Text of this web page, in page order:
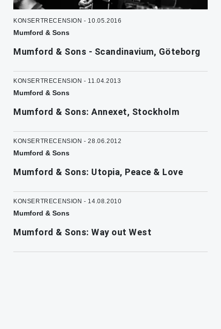
KONSERTRECENSION - 10.05.2016
Mumford & Sons
Mumford & Sons - Scandinavium, Göteborg
KONSERTRECENSION - 11.04.2013
Mumford & Sons
Mumford & Sons: Annexet, Stockholm
KONSERTRECENSION - 28.06.2012
Mumford & Sons
Mumford & Sons: Utopia, Peace & Love
KONSERTRECENSION - 14.08.2010
Mumford & Sons
Mumford & Sons: Way out West